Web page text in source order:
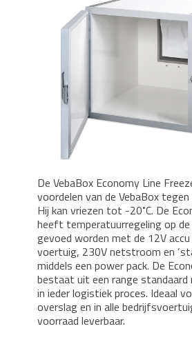
De VebaBox Economy Line
voordelen van de VebaBox
Hij kan vriezen tot -20˚C. De
heeft temperatuurregeling op de
gevoed worden met de 12V accu
voertuig, 230V netstroom en
middels een power pack. De
bestaat uit een range standaard
in ieder logistiek proces. Ideaal
overslag en in alle
voorraad leverbaar.